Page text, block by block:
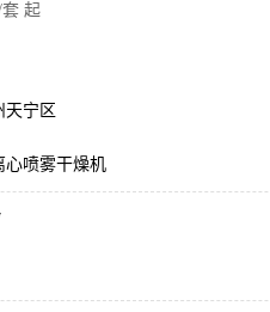
起
天宁区
心喷雾干燥机